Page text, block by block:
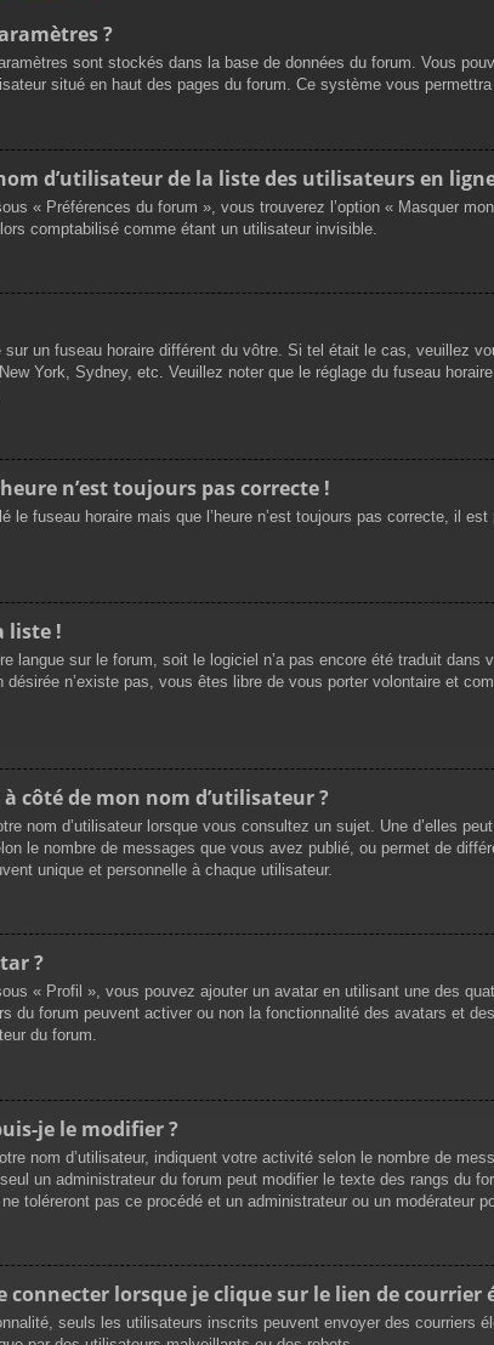
?
sont stockés dans la base de données du forum. Vous
situé en haut des pages du forum. Ce système vous
d’utilisateur de la liste des utilisateurs en
« Préférences du forum », vous trouverez l’option « Masquer
comptabilisé comme étant un utilisateur invisible.
sur un fuseau horaire différent du vôtre. Si tel était le cas, veuillez
York, Sydney, etc. Veuillez noter que le réglage du fuseau
n’est toujours pas correcte !
le fuseau horaire mais que l’heure n’est toujours pas correcte, il
liste !
langue sur le forum, soit le logiciel n’a pas encore été traduit
n’existe pas, vous êtes libre de vous porter volontaire et
côté de mon nom d’utilisateur ?
nom d’utilisateur lorsque vous consultez un sujet. Une d’elles
le nombre de messages que vous avez publié, ou permet de
unique et personnelle à chaque utilisateur.
?
« Profil », vous pouvez ajouter un avatar en utilisant une des
du forum peuvent activer ou non la fonctionnalité des avatars et
du forum.
je le modifier ?
nom d’utilisateur, indiquent votre activité selon le nombre de
un administrateur du forum peut modifier le texte des rangs du
toléreront pas ce procédé et un administrateur ou un modérateur
connecter lorsque je clique sur le lien de
seuls les utilisateurs inscrits peuvent envoyer des courriers